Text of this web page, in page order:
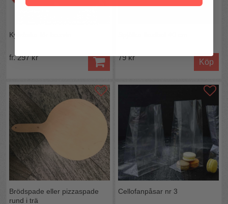
Kylväska för boxvin
fr. 297 kr 79 kr
Köp
Brödspade eller pizzaspade
rund i trä
Cellofanpåsar nr 3